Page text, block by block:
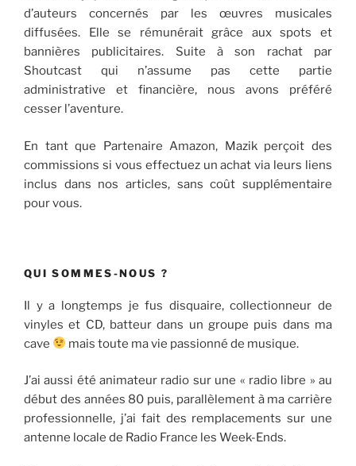
d’auteurs concernés par les œuvres musicales
diffusées. Elle se rémunérait grâce aux spots et
bannières publicitaires. Suite à son rachat par
Shoutcast qui n’assume pas cette partie
administrative et financière, nous avons préféré
cesser l’aventure.
En tant que Partenaire Amazon, Mazik perçoit des
commissions si vous effectuez un achat via leurs liens
inclus dans nos articles, sans coût supplémentaire
pour vous.
QUI SOMMES-NOUS ?
Il y a longtemps je fus disquaire, collectionneur de
vinyles et CD, batteur dans un groupe puis dans ma
cave
mais toute ma vie passionné de musique.
J’ai aussi été animateur radio sur une « radio libre » au
début des années 80 puis, parallèlement à ma carrière
professionnelle, j’ai fait des remplacements sur une
antenne locale de Radio France les Week-Ends.